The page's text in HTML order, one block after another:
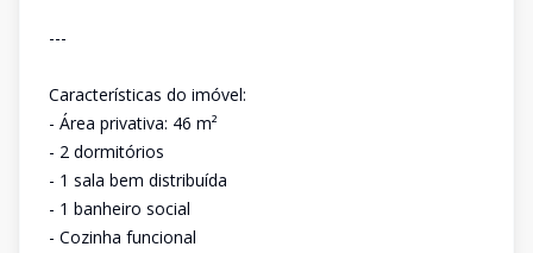
---
Características do imóvel:
- Área privativa: 46 m²
- 2 dormitórios
- 1 sala bem distribuída
- 1 banheiro social
- Cozinha funcional